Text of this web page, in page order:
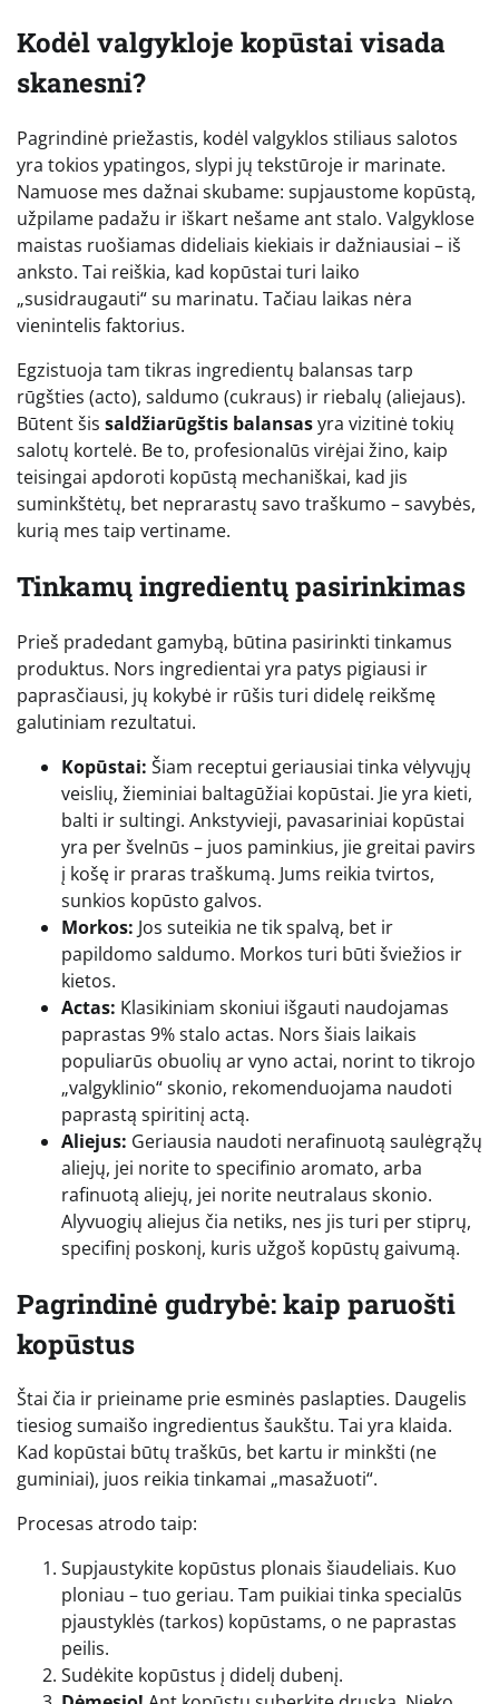
Kodėl valgykloje kopūstai visada
skanesni?
Pagrindinė priežastis, kodėl valgyklos stiliaus salotos
yra tokios ypatingos, slypi jų tekstūroje ir marinate.
Namuose mes dažnai skubame: supjaustome kopūstą,
užpilame padažu ir iškart nešame ant stalo. Valgyklose
maistas ruošiamas dideliais kiekiais ir dažniausiai – iš
anksto. Tai reiškia, kad kopūstai turi laiko
„susidraugauti“ su marinatu. Tačiau laikas nėra
vienintelis faktorius.
Egzistuoja tam tikras ingredientų balansas tarp
rūgšties (acto), saldumo (cukraus) ir riebalų (aliejaus).
Būtent šis saldžiarūgštis balansasyra vizitinė tokių
salotų kortelė. Be to, profesionalūs virėjai žino, kaip
teisingai apdoroti kopūstą mechaniškai, kad jis
suminkštėtų, bet neprarastų savo traškumo – savybės,
kurią mes taip vertiname.
Tinkamų ingredientų pasirinkimas
Prieš pradedant gamybą, būtina pasirinkti tinkamus
produktus. Nors ingredientai yra patys pigiausi ir
paprasčiausi, jų kokybė ir rūšis turi didelę reikšmę
galutiniam rezultatui.
Kopūstai: Šiam receptui geriausiai tinka vėlyvųjų
veislių, žieminiai baltagūžiai kopūstai. Jie yra kieti,
balti ir sultingi. Ankstyvieji, pavasariniai kopūstai
yra per švelnūs – juos paminkius, jie greitai pavirs
į košę ir praras traškumą. Jums reikia tvirtos,
sunkios kopūsto galvos.
Morkos: Jos suteikia ne tik spalvą, bet ir
papildomo saldumo. Morkos turi būti šviežios ir
kietos.
Actas: Klasikiniam skoniui išgauti naudojamas
paprastas 9% stalo actas. Nors šiais laikais
populiarūs obuolių ar vyno actai, norint to tikrojo
„valgyklinio“ skonio, rekomenduojama naudoti
paprastą spiritinį actą.
Aliejus: Geriausia naudoti nerafinuotą saulėgrąžų
aliejų, jei norite to specifinio aromato, arba
rafinuotą aliejų, jei norite neutralaus skonio.
Alyvuogių aliejus čia netiks, nes jis turi per stiprų,
specifinį poskonį, kuris užgoš kopūstų gaivumą.
Pagrindinė gudrybė: kaip paruošti
kopūstus
Štai čia ir prieiname prie esminės paslapties. Daugelis
tiesiog sumaišo ingredientus šaukštu. Tai yra klaida.
Kad kopūstai būtų traškūs, bet kartu ir minkšti (ne
guminiai), juos reikia tinkamai „masažuoti“.
Procesas atrodo taip:
Supjaustykite kopūstus plonais šiaudeliais. Kuo
ploniau – tuo geriau. Tam puikiai tinka specialūs
pjaustyklės (tarkos) kopūstams, o ne paprastas
peilis.
Sudėkite kopūstus į didelį dubenį.